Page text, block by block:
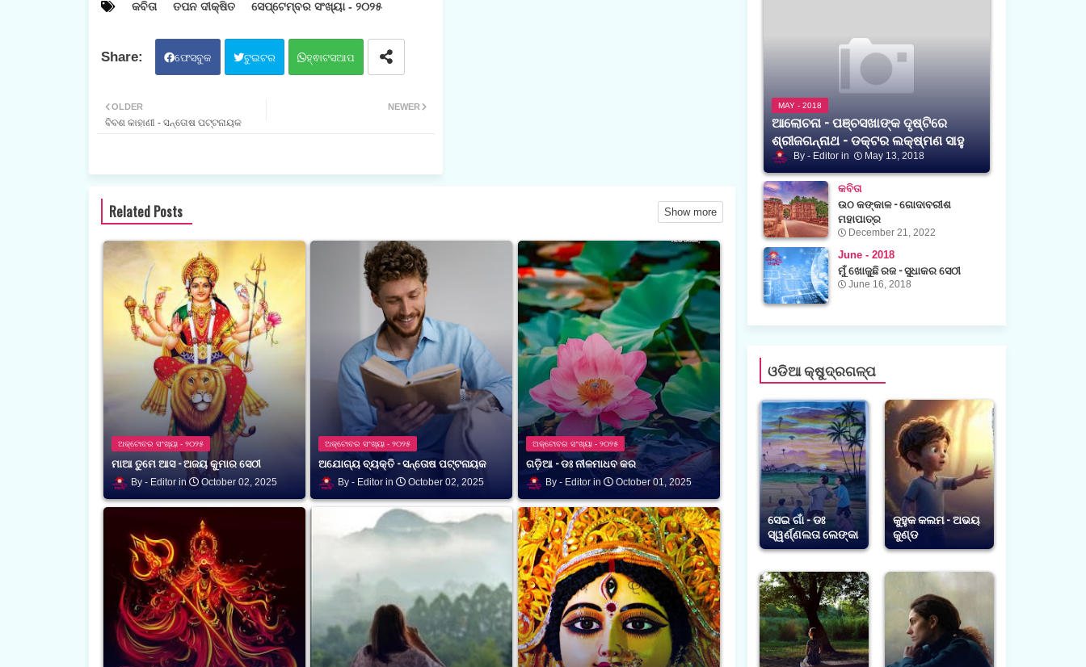
କବିତା ତପନ ଦୀକ୍ଷିତ ସେପ୍ଟେମ୍ବର ସଂଖ୍ୟା - ୨୦୨୫
ଫେସବୁକ ଟୁଇଟର ହ୍ଵାଟସଆପ
NEWER
OLDER
ବିବଶ କାହାଣୀ - ସନ୍ତୋଷ ପଟ୍ଟନାୟକ
Related Posts Show more
ଅକ୍ଟୋବର ସଂଖ୍ୟା - ୨୦୨୫
ମାଆ ତୁମେ ଆସ - ଅଜୟ କୁମାର ସେଠୀ
Editor October 02, 2025
ଅକ୍ଟୋବର ସଂଖ୍ୟା - ୨୦୨୫
ଅଯୋଗ୍ୟ ବ୍ୟକ୍ତି - ସନ୍ତୋଷ ପଟ୍ଟନାୟକ
Editor October 02, 2025
ଅକ୍ଟୋବର ସଂଖ୍ୟା - ୨୦୨୫
ଗଡ଼ିଆ - ଡଃ ନୀଳମାଧବ କର
Editor October 01, 2025
MAY - 2018
ଆଲୋଚନା - ପଞ୍ଚସଖାଙ୍କ ଦୃଷ୍ଟିରେ
ଶ୍ରୀଜଗନ୍ନାଥ - ଡକ୍ଟର ଲକ୍ଷ୍ମଣ ସାହୁ
Editor May 13, 2018
କବିତା
ଉଠ କଙ୍କାଳ - ଗୋଦାବରୀଶ
ମହାପାତ୍ର
December 21, 2022
June - 2018
ମୁଁ ଖୋଜୁଛି ରଜ - ସୁଧାକର ସେଠୀ
June 16, 2018
ଓଡିଆ କ୍ଷୁଦ୍ରଗଳ୍ପ
ସେଇ ଗାଁ - ଡଃ
ସ୍ୱର୍ଣ୍ଣଲତା ଲେଙ୍କା
କୁହୁକ କଲମ - ଅଭୟ
କୁଣ୍ଡ